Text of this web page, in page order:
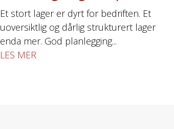
Et stort lager er dyrt for bedriften. Et
uoversiktlig og dårlig strukturert lager
enda mer. God planlegging...
LES MER